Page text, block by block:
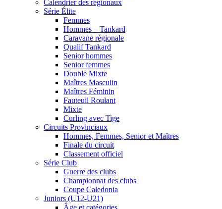
Calendrier des régionaux
Série Élite
Femmes
Hommes – Tankard
Caravane régionale
Qualif Tankard
Senior hommes
Senior femmes
Double Mixte
Maîtres Masculin
Maîtres Féminin
Fauteuil Roulant
Mixte
Curling avec Tige
Circuits Provinciaux
Hommes, Femmes, Senior et Maîtres
Finale du circuit
Classement officiel
Série Club
Guerre des clubs
Championnat des clubs
Coupe Caledonia
Juniors (U12-U21)
Âge et catégories